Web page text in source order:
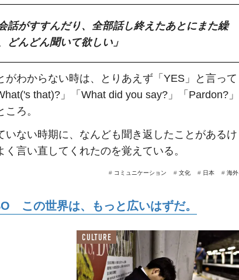
話がすすんだり、全部話し終えたあとにまた繰
どんどん聞いて欲しい」
がわからない時は、とりあえず「YES」と言って
that)?」「What did you say?」「Pardon?」
ろ。
いない時期に、なんども聞き返したことがあるけ
言い直してくれたのを覚えている。
# 海外
# 日本
# 文化
# コミュニケーション
この世界は、もっと広いはずだ。
CULTURE